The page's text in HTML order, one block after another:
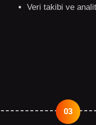
Veri takibi ve
03